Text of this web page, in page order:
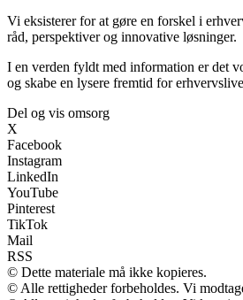
Vi eksisterer for at gøre en forskel i
råd, perspektiver og innovative løsninger.
I en verden fyldt med information er det
og skabe en lysere fremtid for
Del og vis omsorg
X
Facebook
Instagram
LinkedIn
YouTube
Pinterest
TikTok
Mail
RSS
© Dette materiale må ikke kopieres.
© Alle rettigheder forbeholdes. Vi